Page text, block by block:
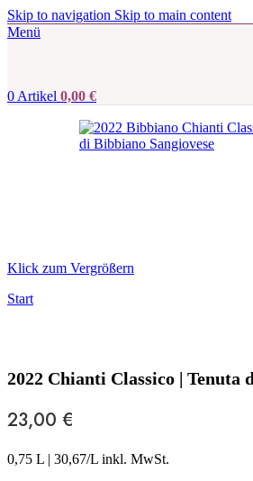
Skip to navigation Skip to main content
Menü
0 Artikel 0,00 €
Klick zum Vergrößern
Start
2022 Chianti Classico | Tenuta
23,00 €
0,75 L | 30,67/L inkl. MwSt.